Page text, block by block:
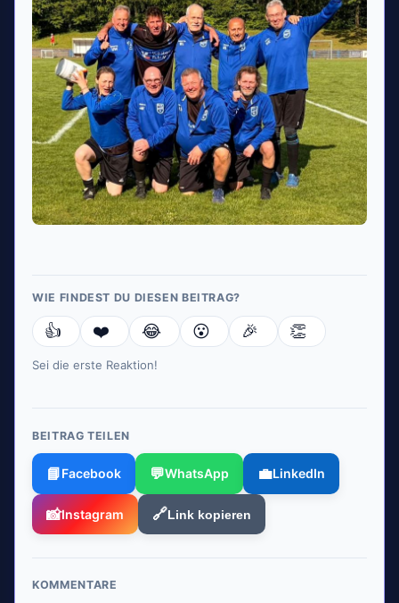
WIE FINDEST DU DIESEN BEITRAG?
👍 ❤️ 😂 😮 🎉 👏
Sei die erste Reaktion!
BEITRAG TEILEN
📘Facebook 💬WhatsApp 💼LinkedIn
📸Instagram 🔗Link kopieren
KOMMENTARE